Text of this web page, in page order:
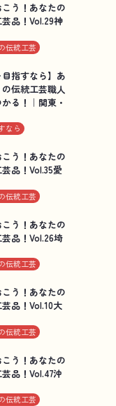
う！あなたの
品！Vol.29神
伝統工芸
目指すなら】あ
伝統工芸職人
る！｜関東・
なら
う！あなたの
品！Vol.35愛
伝統工芸
う！あなたの
品！Vol.26埼
伝統工芸
う！あなたの
品！Vol.10大
伝統工芸
う！あなたの
品！Vol.47沖
伝統工芸